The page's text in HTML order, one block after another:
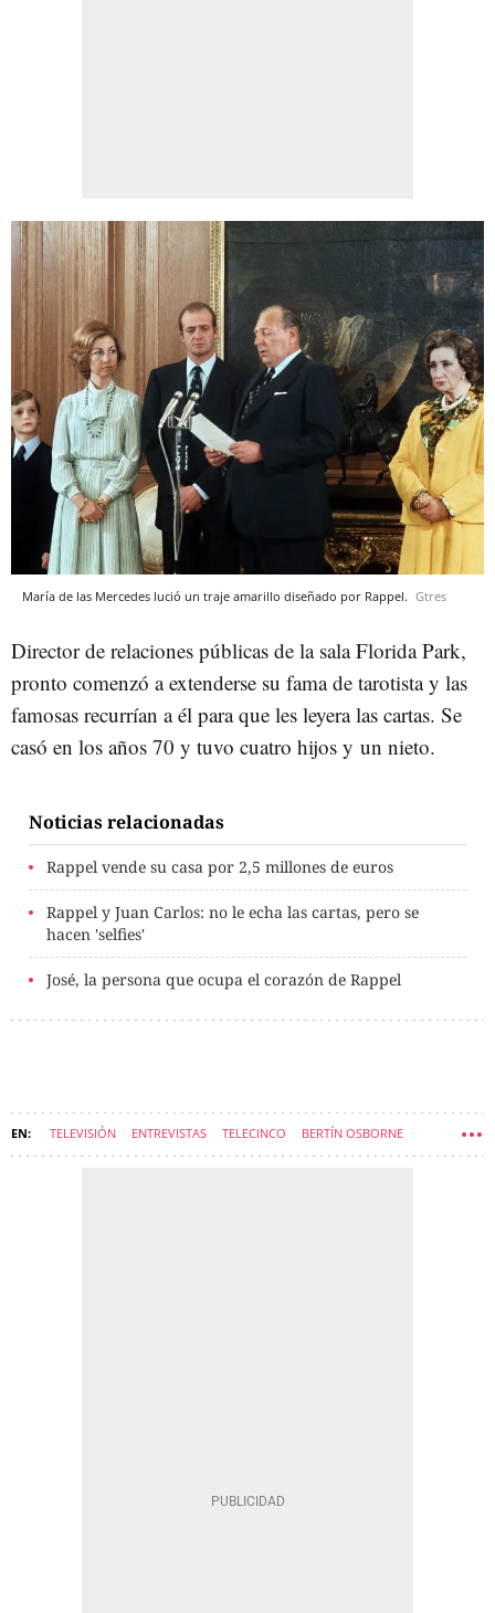
María de las Mercedes lució un traje amarillo diseñado por Rappel. Gtres
Director de relaciones públicas de la sala Florida Park,
pronto comenzó a extenderse su fama de tarotista y las
famosas recurrían a él para que les leyera las cartas. Se
casó en los años 70 y tuvo cuatro hijos y un nieto.
Noticias relacionadas
Rappel vende su casa por 2,5 millones de euros
Rappel y Juan Carlos: no le echa las cartas, pero se
hacen 'selfies'
José, la persona que ocupa el corazón de Rappel
TELEVISIÓN ENTREVISTAS TELECINCO BERTÍN OSBORNE